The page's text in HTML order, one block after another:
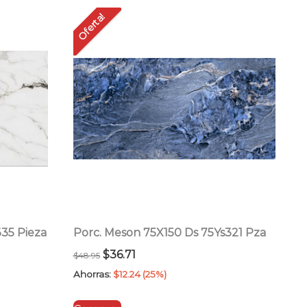
Pieza
Oferta!
Porc. Meson 75X150 Ds 75Ys321 Pza
$48.95 El
precio
$36.71El
precio
Ahorras: $12.24 (25%)